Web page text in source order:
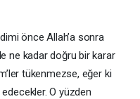
önce Allah’a sonra
ne kadar doğru bir karar
tükenmezse, eğer ki
O yüzden